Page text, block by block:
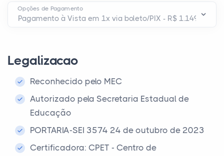
Opções de Pagamento
Legalizacao
Reconhecido pelo MEC
Autorizado pela Secretaria Estadual de
Educação
PORTARIA-SEI 3574 24 de outubro de 2023
Certificadora: CPET - Centro de